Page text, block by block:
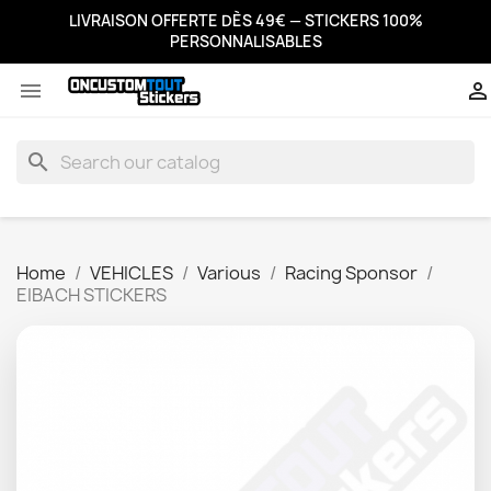
LIVRAISON OFFERTE DÈS 49€ — STICKERS 100%
PERSONNALISABLES
 
search
Home VEHICLES Various
Racing Sponsor
EIBACH STICKERS